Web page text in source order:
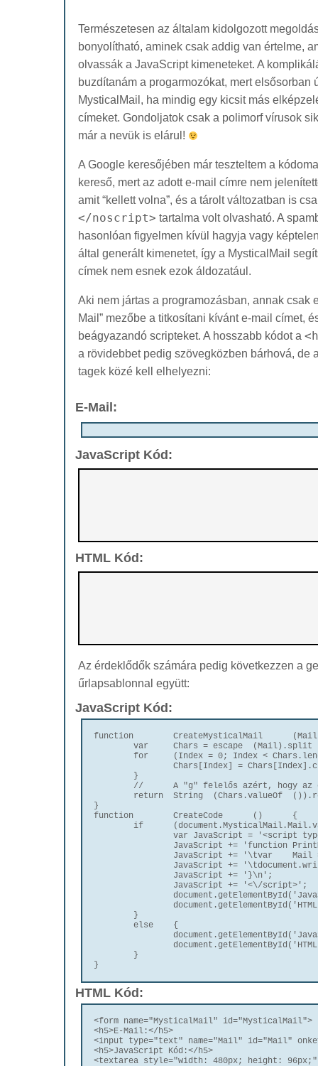
Természetesen az általam kidolgozott
bonyolítható, aminek csak addig van értelme,
olvassák a JavaScript kimeneteket. A
buzdítanám a progarmozókat, mert elsősorban
MysticalMail, ha mindig egy kicsit más
címeket. Gondoljatok csak a polimorf vírusok
már a nevük is elárul!
A Google keresőjében már teszteltem a
kereső, mert az adott e-mail címre nem
amit “kellett volna”, és a tárolt változatban is
</noscript> tartalma volt olvasható. A
hasonlóan figyelmen kívül hagyja vagy
által generált kimenetet, így a MysticalMail
címek nem esnek ezok áldozatául.
Aki nem jártas a programozásban, annak csak
Mail” mezőbe a titkosítani kívánt e-mail címet,
beágyazandó scripteket. A hosszabb kódot a
a rövidebbet pedig szövegközben bárhová, de
tagek közé kell elhelyezni:
E-Mail:
JavaScript Kód:
HTML Kód:
Az érdeklődők számára pedig következzen a
űrlapsablonnal együtt:
JavaScript Kód:
function	CreateMysticalMail	(Mail)	{
}
function	CreateCode	()	{
}
HTML Kód:
<form name="MysticalMail" id="MysticalMail">
<h5>E-Mail:</h5>
<input type="text" name="Mail" id="Mail"
<h5>JavaScript Kód:</h5>
<textarea style="width: 480px; height: 96px;"